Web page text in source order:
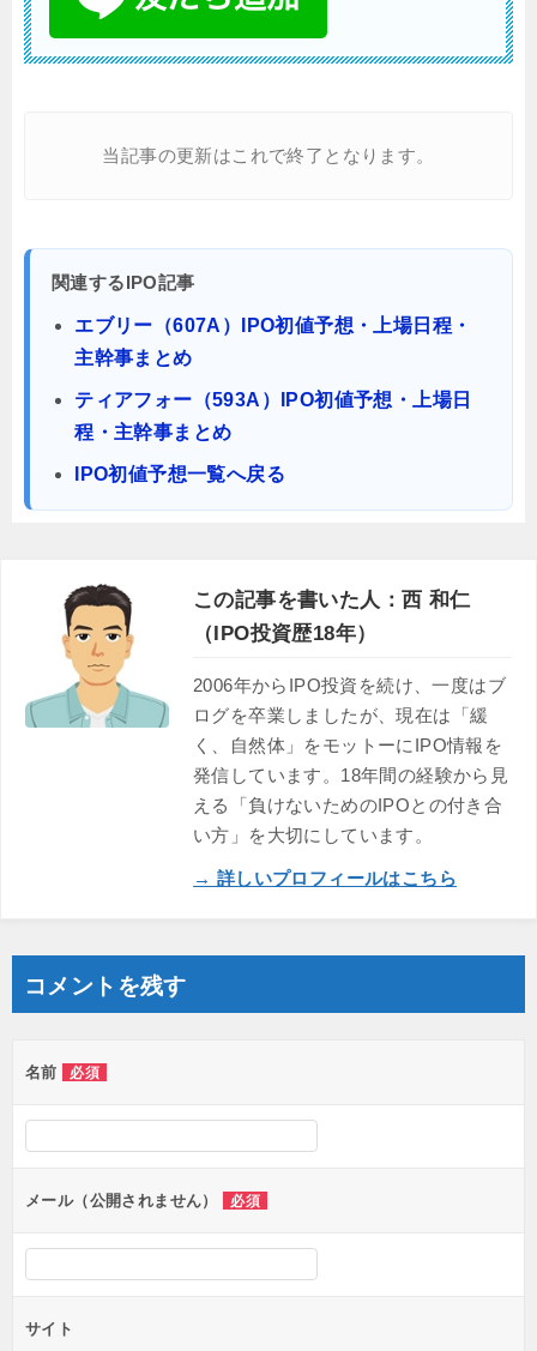
当記事の更新はこれで終了となります。
関連するIPO記事
エブリー（607A）IPO初値予想・上場日程・
主幹事まとめ
ティアフォー（593A）IPO初値予想・上場日
程・主幹事まとめ
IPO初値予想一覧へ戻る
この記事を書いた人：西 和仁
（IPO投資歴18年）
2006年からIPO投資を続け、一度はブ
ログを卒業しましたが、現在は「緩
く、自然体」をモットーにIPO情報を
発信しています。18年間の経験から見
える「負けないためのIPOとの付き合
い方」を大切にしています。
→ 詳しいプロフィールはこちら
コメントを残す
名前 必須
メール（公開されません） 必須
サイト